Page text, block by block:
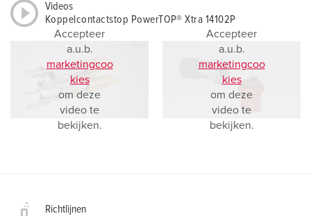
Videos
Koppelcontactstop PowerTOP® Xtra 14102P
Accepteer
a.u.b.
marketingcoo
kies
om deze
video te
bekijken.
Accepteer
a.u.b.
marketingcoo
kies
om deze
video te
bekijken.
Richtlijnen